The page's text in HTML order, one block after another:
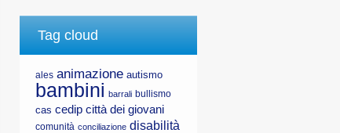
Tag cloud
ales animazione autismo
bambini barrali bullismo
cas cedip città dei giovani
comunità conciliazione disabilità